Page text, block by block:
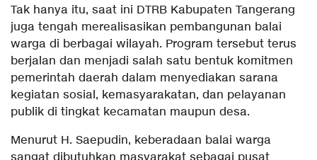
Tak hanya itu, saat ini DTRB Kabupaten Tangerang
juga tengah merealisasikan pembangunan balai
warga di berbagai wilayah. Program tersebut terus
berjalan dan menjadi salah satu bentuk komitmen
pemerintah daerah dalam menyediakan sarana
kegiatan sosial, kemasyarakatan, dan pelayanan
publik di tingkat kecamatan maupun desa.
Menurut H. Saepudin, keberadaan balai warga